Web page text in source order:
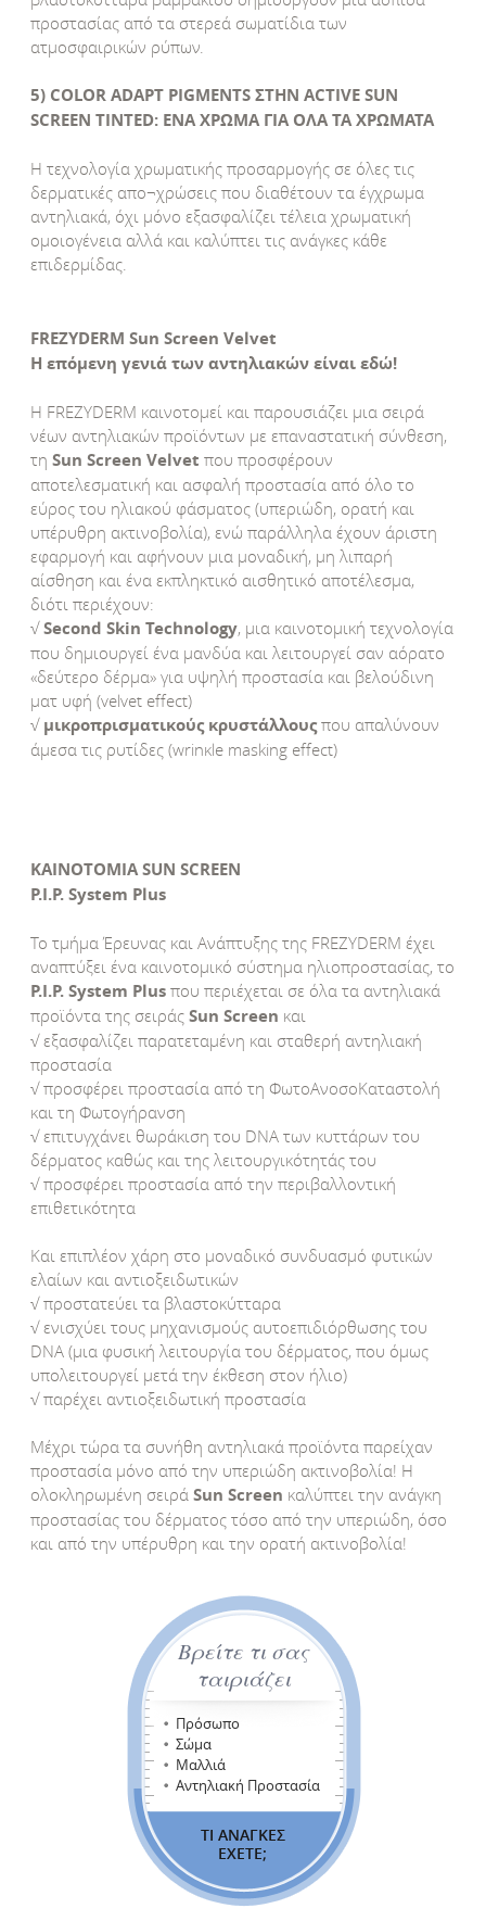
προστασίας από τα στερεά σωματίδια των
ατμοσφαιρικών ρύπων.
5) COLOR ADAPT PIGMENTS ΣΤΗΝ ACTIVE SUN
SCREEN TINTED: ΕΝΑ ΧΡΩΜΑ ΓΙΑ ΟΛΑ ΤΑ ΧΡΩΜΑΤΑ
Η τεχνολογία χρωματικής προσαρμογής σε όλες τις
δερματικές απο¬χρώσεις που διαθέτoυν τα έγχρωμα
αντηλιακά, όχι μόνο εξασφαλίζει τέλεια χρωματική
ομοιογένεια αλλά και καλύπτει τις ανάγκες κάθε
επιδερμίδας.
FREZYDERM Sun Screen Velvet
Η επόμενη γενιά των αντηλιακών είναι εδώ!
Η FREZYDERM καινοτομεί και παρουσιάζει μια σειρά
νέων αντηλιακών προϊόντων με επαναστατική σύνθεση,
τηSun Screen Velvet που προσφέρουν
αποτελεσματική και ασφαλή προστασία από όλο το
εύρος του ηλιακού φάσματος (υπεριώδη, ορατή και
υπέρυθρη ακτινοβολία), ενώ παράλληλα έχουν άριστη
εφαρμογή και αφήνουν μια μοναδική, μη λιπαρή
αίσθηση και ένα εκπληκτικό αισθητικό αποτέλεσμα,
διότι περιέχουν:
√Second Skin Technology, μια καινοτομική τεχνολογία
που δημιουργεί ένα μανδύα και λειτουργεί σαν αόρατο
«δεύτερο δέρμα» για υψηλή προστασία και βελούδινη
ματ υφή (velvet effect)
√ μικροπρισματικούς κρυστάλλους που απαλύνουν
άμεσα τις ρυτίδες (wrinκle masking effect)
ΚΑΙΝΟΤΟΜΙΑ SUN SCREEN
P.I.P. System Plus
Το τμήμα Έρευνας και Ανάπτυξης της FREZYDERM έχει
αναπτύξει ένα καινοτομικό σύστημα ηλιοπροστασίας, το
P.I.P. System Plus που περιέχεται σε όλα τα αντηλιακά
προϊόντα της σειράς Sun Screen και
√ εξασφαλίζει παρατεταμένη και σταθερή αντηλιακή
προστασία
√ προσφέρει προστασία από τη ΦωτοΑνοσοΚαταστολή
και τη Φωτογήρανση
√ επιτυγχάνει θωράκιση του DNA των κυττάρων του
δέρματος καθώς και της λειτουργικότητάς του
√ προσφέρει προστασία από την περιβαλλοντική
επιθετικότητα
Και επιπλέον χάρη στο μοναδικό συνδυασμό φυτικών
ελαίων και αντιοξειδωτικών
√ προστατεύει τα βλαστοκύτταρα
√ ενισχύει τους μηχανισμούς αυτοεπιδιόρθωσης του
DNA (μια φυσική λειτουργία του δέρματος, που όμως
υπολειτουργεί μετά την έκθεση στον ήλιο)
√ παρέχει αντιοξειδωτική προστασία
Μέχρι τώρα τα συνήθη αντηλιακά προϊόντα παρείχαν
προστασία μόνο από την υπεριώδη ακτινοβολία! Η
ολοκληρωμένη σειράSun Screen καλύπτει την ανάγκη
προστασίας του δέρματος τόσο από την υπεριώδη, όσο
και από την υπέρυθρη και την ορατή ακτινοβολία!
Βρείτε τι σας
ταιριάζει
Πρόσωπο
Σώμα
Μαλλιά
Αντηλιακή Προστασία
ΤΙ ΑΝΑΓΚΕΣ
ΕΧΕΤΕ;